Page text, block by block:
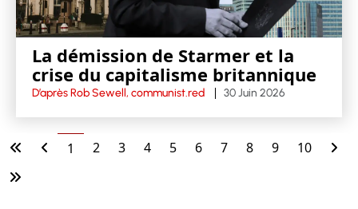
La démission de Starmer et la
crise du capitalisme britannique
D’après Rob Sewell, communist.red 30 Juin 2026
1 2 3 4 5 6 7 8 9 10